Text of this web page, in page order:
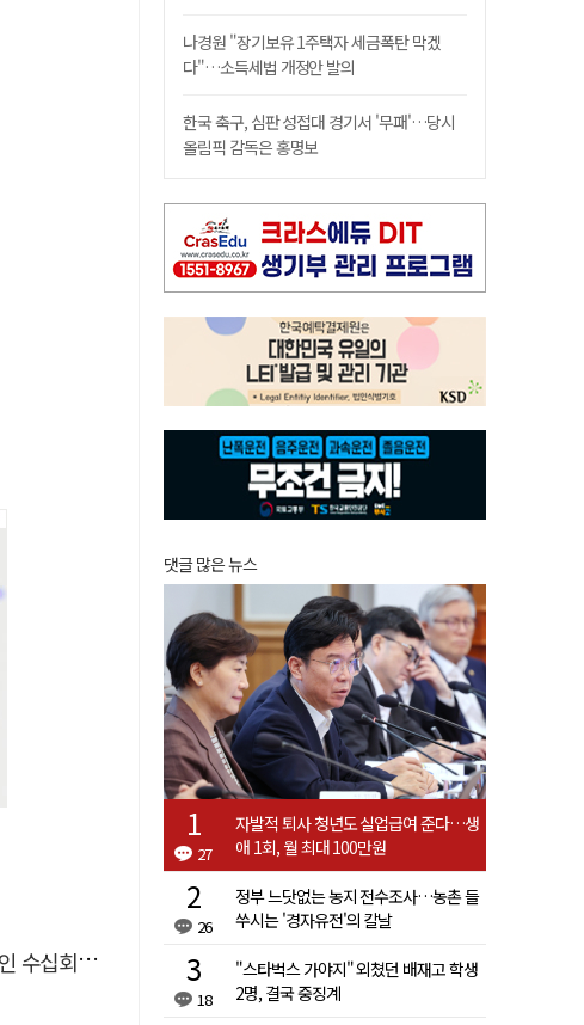
'긴급체포'
나경원 "장기보유 1주택자 세금폭탄 막겠
다"…소득세법 개정안 발의
한국 축구, 심판 성접대 경기서 '무패'…당시
올림픽 감독은 홍명보
댓글 많은 뉴스
27
자발적 퇴사 청년도 실업급여 준다…생
애 1회, 월 최대 100만원
26
정부 느닷없는 농지 전수조사…농촌 들
쑤시는 '경자유전'의 칼날
18
"스타벅스 가야지" 외쳤던 배재고 학생
2명, 결국 중징계